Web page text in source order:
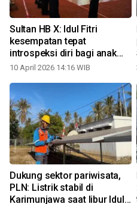
Sultan HB X: Idul Fitri
kesempatan tepat
introspeksi diri bagi anak
bangsa
10 April 2026 14:16 WIB
Dukung sektor pariwisata,
PLN: Listrik stabil di
Karimunjawa saat libur Idul